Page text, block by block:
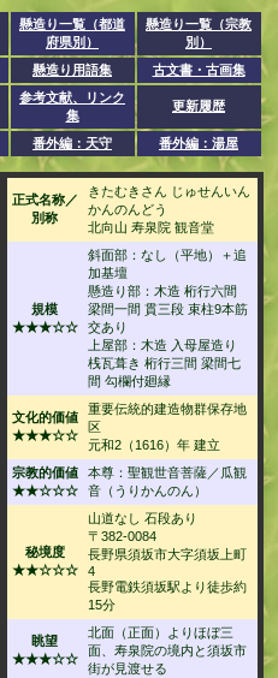
懸造り一覧（都道
府県別）
懸造り一覧（宗教
別）
懸造り用語集 古文書・古画集
参考文献、リンク
集
更新履歴
番外編：天守 番外編：湯屋
正式名称／
別称
きたむきさん じゅせんいん
かんのんどう
北向山 寿泉院 観音堂
規模
★★★☆☆
斜面部：なし（平地）＋追
加基壇
懸造り部：木造 桁行六間
梁間一間 貫三段 束柱9本筋
交あり
上屋部：木造 入母屋造り
桟瓦葺き 桁行三間 梁間七
間 勾欄付廻縁
文化的価値
★★★☆☆
重要伝統的建造物群保存地
区
元和2（1616）年 建立
宗教的価値
★★☆☆☆
本尊：聖観世音菩薩／瓜観
音（うりかんのん）
秘境度
★★☆☆☆
山道なし 石段あり
〒382-0084
長野県須坂市大字須坂上町
4
長野電鉄須坂駅より徒歩約
15分
眺望
★★★☆☆
北面（正面）よりほぼ三
面、寿泉院の境内と須坂市
街が見渡せる